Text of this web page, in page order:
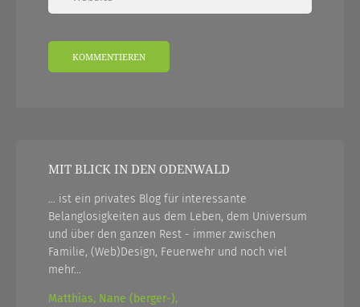
MIT BLICK IN DEN ODENWALD
... ist ein privates Blog für interessante
Belanglosigkeiten aus dem Leben, dem Universum
und über den ganzen Rest - immer zwischen
Familie, (Web)Design, Feuerwehr und noch viel
mehr...
Matthias, Nane (berger-),